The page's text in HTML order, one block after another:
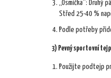
„Osmička“: Druhý
Střed 25-40 %
Podle potřeby
3) Pevný sportovní
Použijte podtejp